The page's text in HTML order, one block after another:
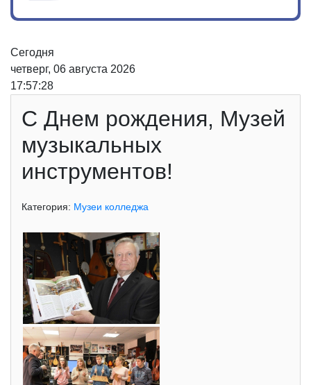
Сегодня
четверг, 06 августа 2026
17:57:28
С Днем рождения, Музей
музыкальных
инструментов!
Категория: Музеи колледжа